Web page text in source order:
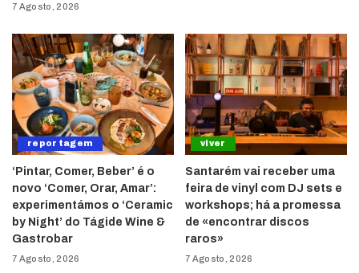
7 Agosto, 2026
reportagem
‘Pintar, Comer, Beber’ é o
novo ‘Comer, Orar, Amar’:
experimentámos o ‘Ceramic
by Night’ do Tágide Wine &
Gastrobar
7 Agosto, 2026
viver
Santarém vai receber uma
feira de vinyl com DJ sets e
workshops; há a promessa
de «encontrar discos
raros»
7 Agosto, 2026